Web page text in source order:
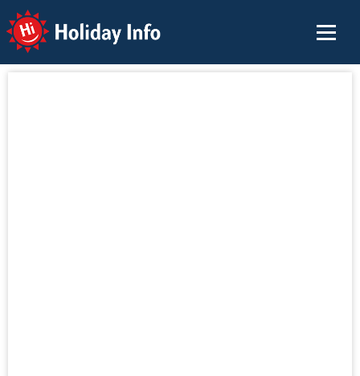
Holiday Info